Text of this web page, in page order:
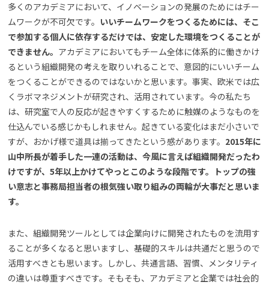
多くのアカデミアにおいて、イノベーションの発展のためにはチー
ムワークが不可欠です。 いいチームワークをつくるためには、そこ
で参加する個人に依存するだけでは、安定した環境をつくることが
できません。 アカデミアにおいてもチーム全体に体系的に働きかけ
るという組織開発の考えを取りいれることで、意図的にいいチーム
をつくることができるのではないかと思います。事実、欧米では広
くラボマネジメントが研究され、活用されています。今の私たち
は、研究室で人の反応が起きやすくするために触媒のようなものを
仕込んでいる感じかもしれません。起きている変化はまだ小さいで
すが、おかげ様で道具は揃ってきたという感があります。 2015年に
山中所長が着手した一連の活動は、今風に言えば組織開発だったわ
けですが、5年以上かけてやっとこのような段階です。トップの強
い意志と事務局担当者の根気強い取り組みの両輪が大事だと思いま
す。
また、組織開発ツールとしては企業向けに開発されたものを流用す
ることが多くなると思いますし、基礎的スキルは共通だと思うので
活用すべきとも思います。しかし、共通言語、習慣、メンタリティ
の違いは尊重すべきです。そもそも、アカデミアと企業では社会的